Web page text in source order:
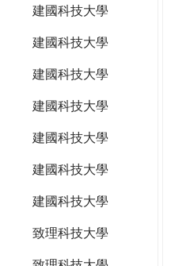
建國科技大學
建國科技大學
建國科技大學
建國科技大學
建國科技大學
建國科技大學
建國科技大學
致理科技大學